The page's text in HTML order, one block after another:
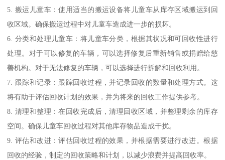
5. 搬运儿童车：使用适当的搬运设备将儿童车从库存区域搬运到回
收区域。确保搬运过程中对儿童车造成进一步的损坏。
6. 分类和处理儿童车：将儿童车分类，根据其状况和可回收性进行
处理。对于可以修复的车辆，可以选择修复后重新销售或捐赠给慈
善机构。对于无法修复的车辆，可以选择进行拆解和回收利用。
7. 跟踪和记录：跟踪回收过程，并记录回收的数量和处理方式。这
将有助于评估回收计划的效果，并为将来的回收工作提供参考。
8. 清理和整理：在回收完成后，清理回收区域，并整理剩余的库存
空间。确保儿童车回收过程对其他库存物品造成干扰。
9. 评估和改进：评估回收过程的效果，并根据需要进行改进。根据
回收的经验，制定的回收策略和计划，以减少浪费并提高回收率。